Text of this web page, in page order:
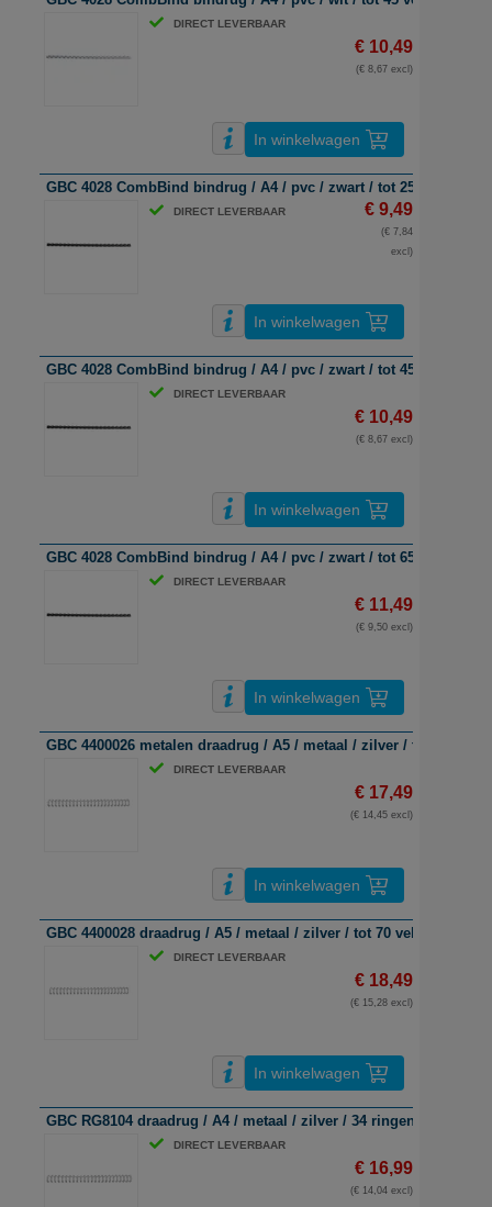
DIRECT LEVERBAAR
€ 10,49
(€ 8,67 excl)
In winkelwagen
GBC 4028 CombBind bindrug / A4 / pvc / zwart / tot 25 vel / 100
DIRECT LEVERBAAR € 9,49
(€ 7,84
excl)
In winkelwagen
GBC 4028 CombBind bindrug / A4 / pvc / zwart / tot 45 vel / 100
DIRECT LEVERBAAR
€ 10,49
(€ 8,67 excl)
In winkelwagen
GBC 4028 CombBind bindrug / A4 / pvc / zwart / tot 65 vel / 100
DIRECT LEVERBAAR
€ 11,49
(€ 9,50 excl)
In winkelwagen
GBC 4400026 metalen draadrug / A5 / metaal / zilver / tot 55 vel /
DIRECT LEVERBAAR
€ 17,49
(€ 14,45 excl)
In winkelwagen
GBC 4400028 draadrug / A5 / metaal / zilver / tot 70 vel / 100 stuks
DIRECT LEVERBAAR
€ 18,49
(€ 15,28 excl)
In winkelwagen
GBC RG8104 draadrug / A4 / metaal / zilver / 34 ringen / tot 55
DIRECT LEVERBAAR
€ 16,99
(€ 14,04 excl)